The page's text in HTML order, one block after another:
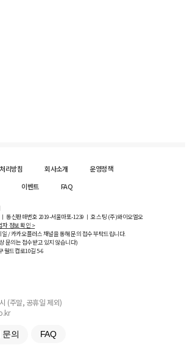
리방침 회사소개
운영정책
이벤트 FAQ
통신판매번호 2019-서울마포-1239 ㅣ 호스팅 (주)와이오엘오
자 정보 확인 >
/ 카카오플러스 채널을 통해 문의 접수 부탁드립니다.
문의는 접수받고 있지 않습니다)
월드컵로10길5-6
(주말, 공휴일 제외)
문의 FAQ